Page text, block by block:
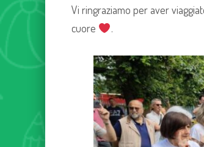
Vi ringraziamo per aver
cuore
.